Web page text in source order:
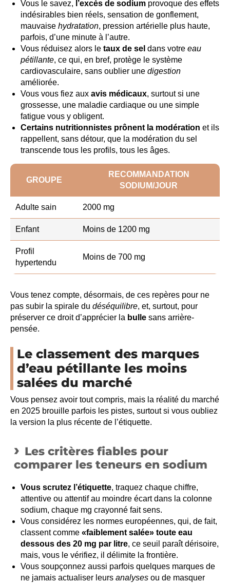
Vous le savez, l’excès de sodium provoque des effets
indésirables bien réels, sensation de gonflement,
mauvaise hydratation, pression artérielle plus haute,
parfois, d’une minute à l’autre.
Vous réduisez alors le taux de sel dans votre eau
pétillante, ce qui, en bref, protège le système
cardiovasculaire, sans oublier une digestion
améliorée.
Vous vous fiez aux avis médicaux, surtout si une
grossesse, une maladie cardiaque ou une simple
fatigue vous y obligent.
Certains nutritionnistes prônent la modération et ils
rappellent, sans détour, que la modération du sel
transcende tous les profils, tous les âges.
GROUPE
RECOMMANDATION
SODIUM/JOUR
Adulte sain 2000 mg
Enfant Moins de 1200 mg
Profil
hypertendu
Moins de 700 mg
Vous tenez compte, désormais, de ces repères pour ne
pas subir la spirale du déséquilibre, et, surtout, pour
préserver ce droit d’apprécier la bulle sans arrière-
pensée.
Le classement des marques
d’eau pétillante les moins
salées du marché
Vous pensez avoir tout compris, mais la réalité du marché
en 2025 brouille parfois les pistes, surtout si vous oubliez
la version la plus récente de l’étiquette.
Les critères fiables pour
comparer les teneurs en sodium
Vous scrutez l’étiquette, traquez chaque chiffre,
attentive ou attentif au moindre écart dans la colonne
sodium, chaque mg crayonné fait sens.
Vous considérez les normes européennes, qui, de fait,
classent comme «faiblement salée» toute eau
dessous des 20 mg par litre, ce seuil paraît dérisoire,
mais, vous le vérifiez, il délimite la frontière.
Vous soupçonnez aussi parfois quelques marques de
ne jamais actualiser leurs analyses ou de masquer